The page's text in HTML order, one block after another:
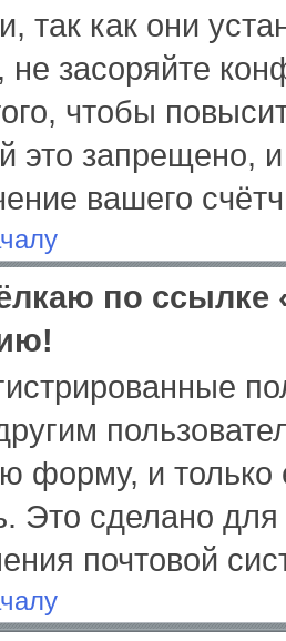
так как они
не засоряйте
чтобы
это запрещено,
вашего
по ссылке
форму, и только
Это сделано для
почтовой